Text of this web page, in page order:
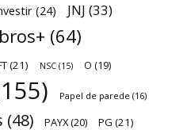
(24) JNJ (33)
(64)
(21) NSC (15) O (19)
Papel de parede (16)
(48) PAYX(20) PG (21)